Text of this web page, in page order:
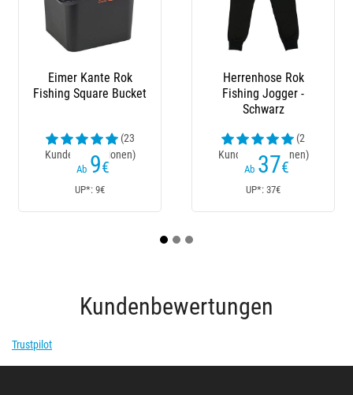
Eimer Kante Rok
Fishing Square Bucket
(23
Kundenrezensionen)
9
Herrenhose Rok
Fishing Jogger -
Schwarz
(2
Kundenrezensionen)
37€
UP*: 37€
Kundenbewertungen
Trustpilot